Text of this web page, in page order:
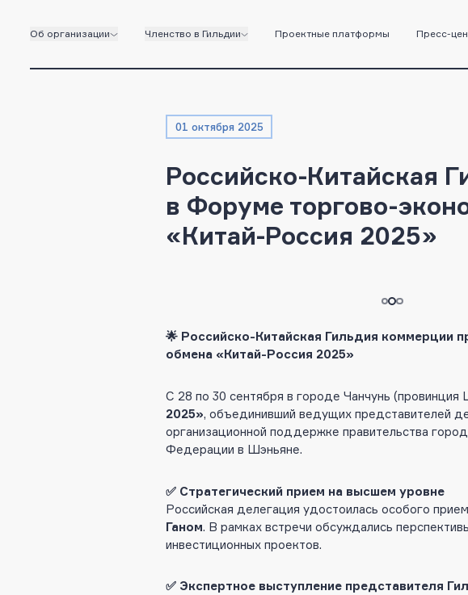
Об организации Членство в Гильдии Проектные платформы Пресс-
01 октября 2025
Российско-Китайская
в Форуме торгово-
«Китай-Россия 2025»
🌟 Российско-Китайская Гильдия коммерции
обмена «Китай-Россия 2025»
С 28 по 30 сентября в городе Чанчунь
2025», объединивший ведущих представителей
организационной поддержке правительства
Федерации в Шэньяне.
✅ Стратегический прием на высшем уровне
Российская делегация удостоилась особого
Ганом. В рамках встречи обсуждались
инвестиционных проектов.
✅ Экспертное выступление представителя